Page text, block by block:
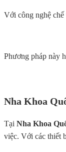
Với công nghệ chế
Phương pháp này
Nha Khoa
Tại Nha Khoa
việc. Với các thiết